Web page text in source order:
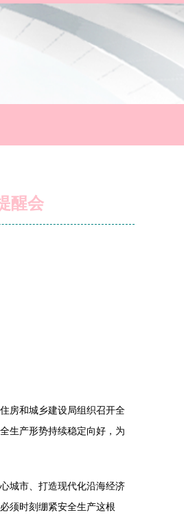
醒会
房和城乡建设局组织召开全
生产形势持续稳定向好，为
城市、打造现代化沿海经济
须时刻绷紧安全生产这根